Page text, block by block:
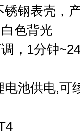
钢表壳，
色背光
，1分钟
池供电,可